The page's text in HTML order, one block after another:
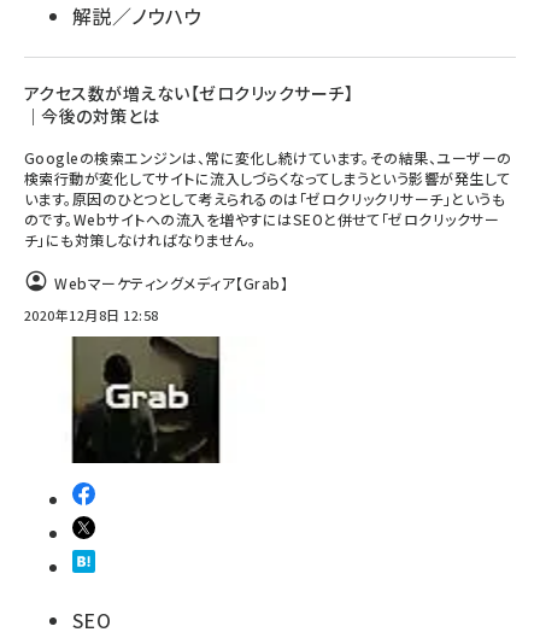
解説／ノウハウ
アクセス数が増えない【ゼロクリックサーチ】
｜今後の対策とは
Googleの検索エンジンは、常に変化し続けています。その結果、ユーザーの
検索行動が変化してサイトに流入しづらくなってしまうという影響が発生して
います。原因のひとつとして考えられるのは「ゼロクリックリサーチ」というも
のです。Webサイトへの流入を増やすにはSEOと併せて「ゼロクリックサー
チ」にも対策しなければなりません。
Webマーケティングメディア【Grab】
2020年12月8日 12:58
SEO